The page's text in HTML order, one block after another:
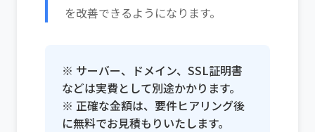
を改善できるようになります。
※ サーバー、ドメイン、SSL証明書
などは実費として別途かかります。
※ 正確な金額は、要件ヒアリング後
に無料でお見積もりいたします。